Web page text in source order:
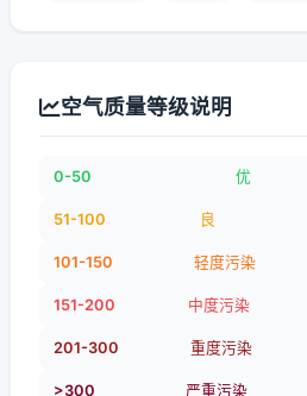
空气质量等级说明
0-50 优
51-100 良
101-150 轻度污染
151-200 中度污染
201-300 重度污染
>300 严重污染